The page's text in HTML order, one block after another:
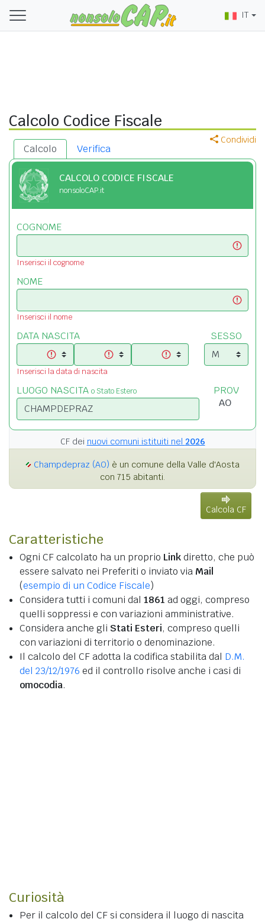
IT
Calcolo Codice Fiscale
Condividi
Calcolo Verifica
CALCOLO CODICE FISCALE
nonsoloCAP.it
COGNOME
Inserisci il cognome
NOME
Inserisci il nome
DATA NASCITA
Inserisci la data di nascita
SESSO
LUOGO NASCITA o Stato Estero PROV
CF dei nuovi comuni istituiti nel 2026
Champdepraz (AO) è un comune della Valle d'Aosta
con 715 abitanti.
Calcola CF
Caratteristiche
Ogni CF calcolato ha un proprio Linkdiretto, che può
essere salvato nei Preferiti o inviato via Mail
(esempio di un Codice Fiscale)
Considera tutti i comuni dal 1861 ad oggi, compreso
quelli soppressi e con variazioni amministrative.
Considera anche gli Stati Esteri, compreso quelli
con variazioni di territorio o denominazione.
Il calcolo del CF adotta la codifica stabilita dal D.M.
del 23/12/1976 ed il controllo risolve anche i casi di
omocodia.
Curiosità
Per il calcolo del CF si considera il luogo di nascita